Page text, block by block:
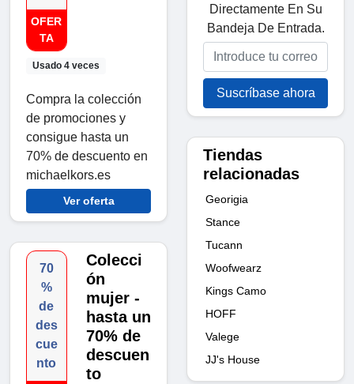
OFER
TA
Usado 4 veces
Compra la colección
de promociones y
consigue hasta un
70% de descuento en
michaelkors.es
Ver oferta
70
%
de
des
cue
nto
Colecci
ón
mujer -
hasta un
70% de
descuen
to
Directamente En Su
Bandeja De Entrada.
Suscríbase ahora
Tiendas
relacionadas
Georigia
Stance
Tucann
Woofwearz
Kings Camo
HOFF
Valege
JJ's House